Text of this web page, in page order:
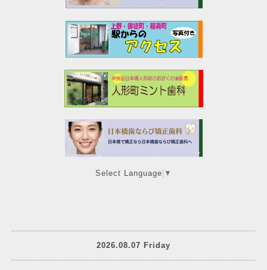
Select Language ▼
2026.08.07 Friday